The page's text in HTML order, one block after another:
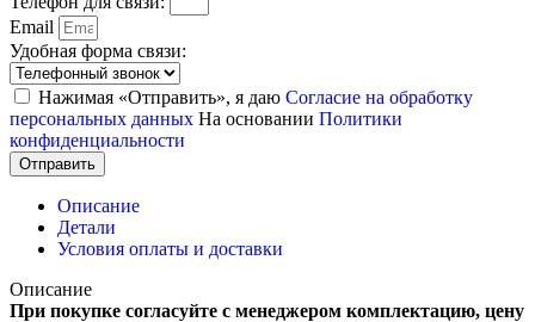
Email
Удобная форма связи:
Нажимая «Отправить», я даю Согласие на обработку
персональных данных На основании Политики
конфиденциальности
Отправить
Описание
Детали
Условия оплаты и доставки
Описание
При покупке согласуйте с менеджером комплектацию, цену